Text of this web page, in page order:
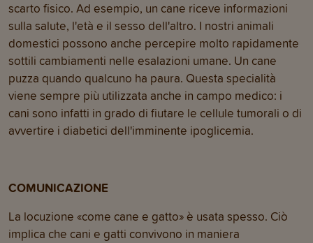
scarto fisico. Ad esempio, un cane riceve informazioni
sulla salute, l'età e il sesso dell'altro. I nostri animali
domestici possono anche percepire molto rapidamente
sottili cambiamenti nelle esalazioni umane. Un cane
puzza quando qualcuno ha paura. Questa specialità
viene sempre più utilizzata anche in campo medico: i
cani sono infatti in grado di fiutare le cellule tumorali o di
avvertire i diabetici dell'imminente ipoglicemia.
COMUNICAZIONE
La locuzione «come cane e gatto» è usata spesso. Ciò
implica che cani e gatti convivono in maniera